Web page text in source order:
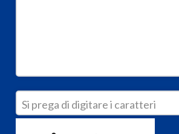
Si prega di digitare i caratteri